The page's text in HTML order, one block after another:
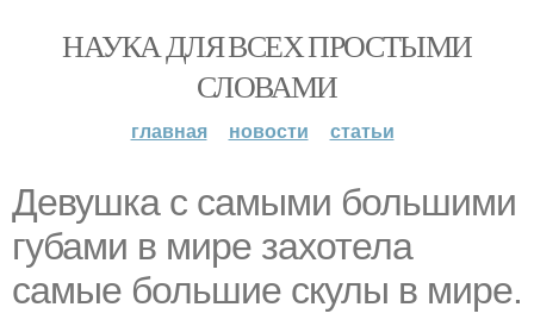
НАУКА ДЛЯ ВСЕХ ПРОСТЫМИ
СЛОВАМИ
главная новости статьи
Девушка с самыми большими
губами в мире захотела
самые большие скулы в мире.